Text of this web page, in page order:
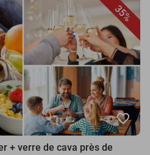
35%
favorite_border
+ verre de cava près de